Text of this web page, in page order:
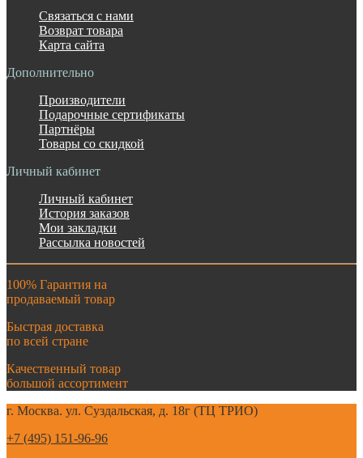
Связаться с нами
Возврат товара
Карта сайта
Дополнительно
Производители
Подарочные сертификаты
Партнёры
Товары со скидкой
Личный кабинет
Личный кабинет
История заказов
Мои закладки
Рассылка новостей
100% Гарантия на
продаваемый товар
Быстрая доставка
по всей стране
Качественный товар
большой ассортимент
г. Москва. ул. Суздальская, д. 18г (ТЦ ТРИО)
+7 (495) 151-96-96